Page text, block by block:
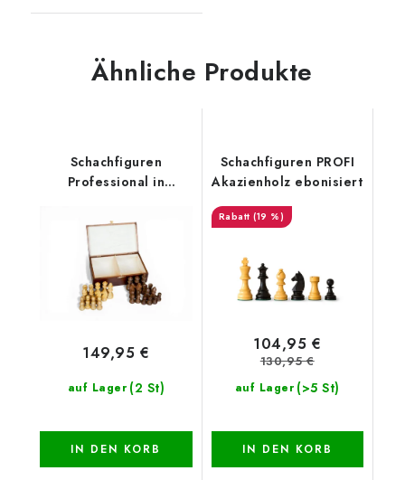
Ähnliche Produkte
Schachfiguren
Professional in
auf Lager (2 St)
149,95 €
IN DEN KORB
Schachfiguren PROFI
Akazienholz ebonisiert
(19 %)
auf Lager (>5 St)
104,95 €
130,95 €
IN DEN KORB